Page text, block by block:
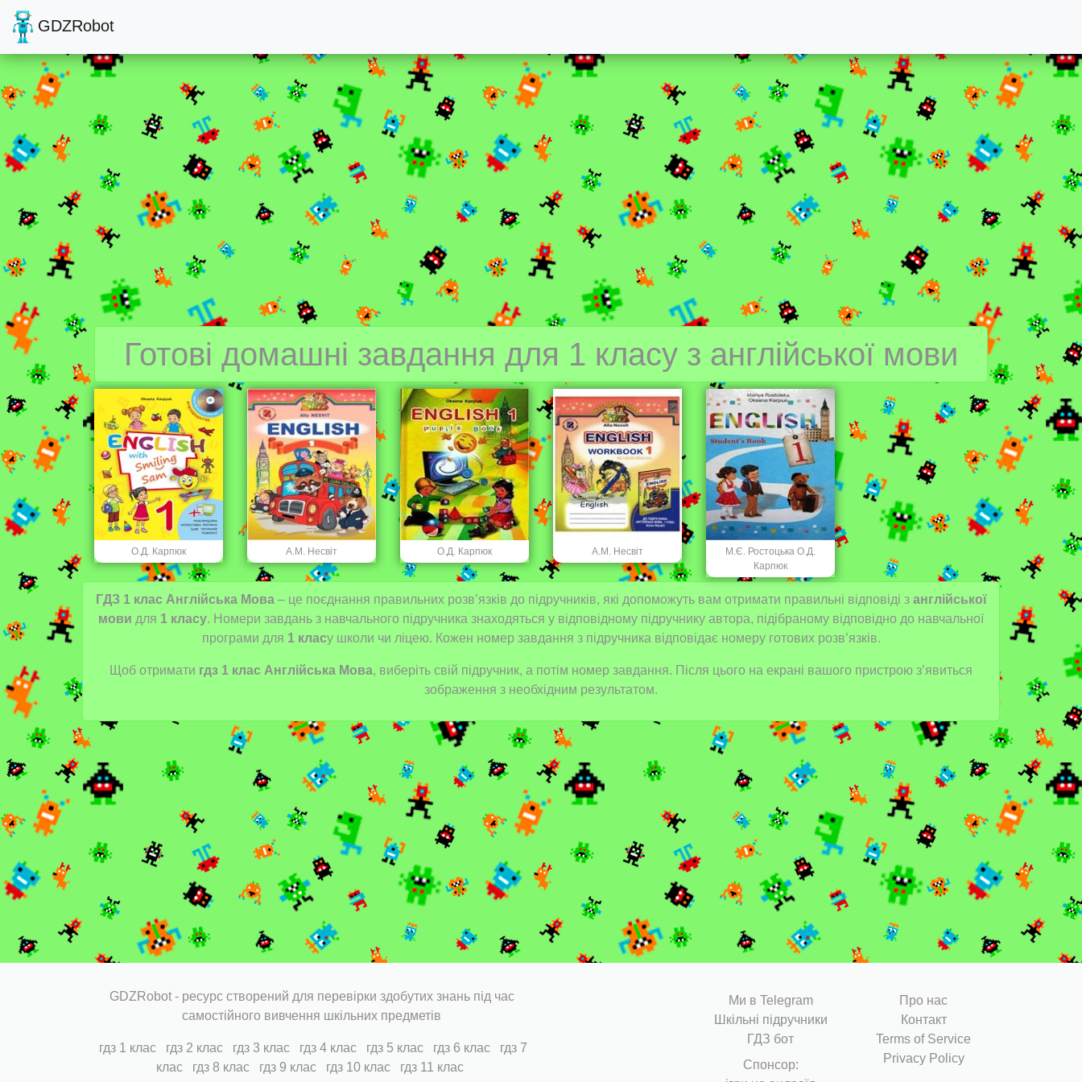
GDZRobot
Готові домашні завдання для 1 класу з англійської мови
О.Д. Карпюк А.М. Несвіт О.Д. Карпюк А.М. Несвіт
М.Є. Ростоцька О.Д.
Карпюк
ГДЗ 1 клас Англійська Мова– це поєднання правильних розв’язків до підручників, які допоможуть вам отримати правильні відповіді з англійської
мови для 1 класу. Номери завдань з навчального підручника знаходяться у відповідному підручнику автора, підібраному відповідно до навчальної
програми для 1 класушколи чи ліцею. Кожен номер завдання з підручника відповідає номеру готових розв’язків.
Щоб отримати гдз 1 клас Англійська Мова, виберіть свій підручник, а потім номер завдання. Після цього на екрані вашого пристрою з’явиться
зображення з необхідним результатом.
GDZRobot - ресурс створений для перевірки здобутих знань під час
самостійного вивчення шкільних предметів
гдз 1 клас гдз 2 клас гдз 3 клас гдз 4 клас гдз 5 клас гдз 6 клас
гдз 7
клас
гдз 8 клас гдз 9 клас гдз 10 клас гдз 11 клас
Ми в Telegram
Шкільні підручники
ГДЗ бот
Cпонсор:
Про нас
Контакт
Terms of Service
Privacy Policy